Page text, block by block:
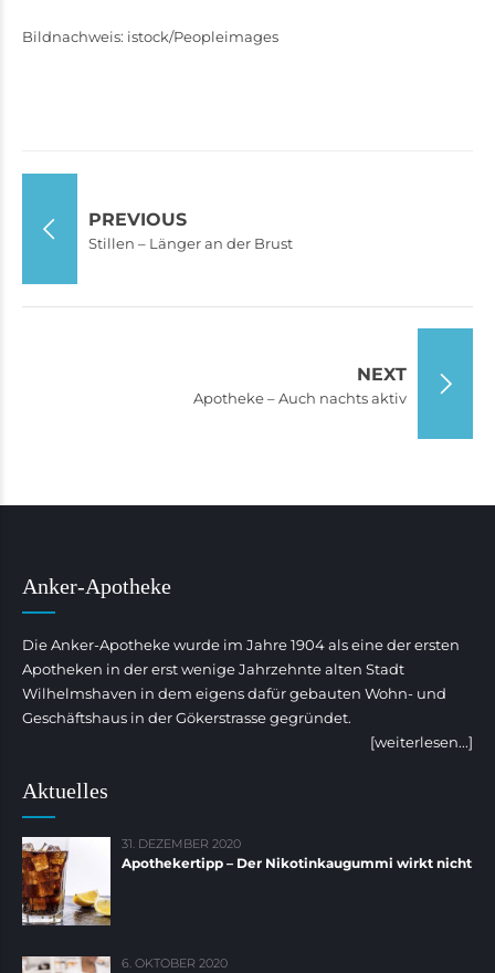
Bildnachweis: istock/Peopleimages
PREVIOUS
Stillen – Länger an der Brust
NEXT
Apotheke – Auch nachts aktiv
Anker-Apotheke
Die Anker-Apotheke wurde im Jahre 1904 als eine der ersten
Apotheken in der erst wenige Jahrzehnte alten Stadt
Wilhelmshaven in dem eigens dafür gebauten Wohn- und
Geschäftshaus in der Gökerstrasse gegründet.
[weiterlesen...]
Aktuelles
31. DEZEMBER 2020
Apothekertipp – Der Nikotinkaugummi wirkt nicht
6. OKTOBER 2020